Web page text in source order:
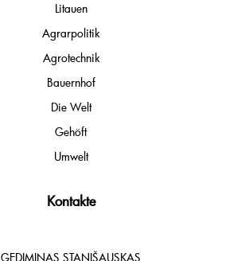
Litauen
Agrarpolitik
Agrotechnik
Bauernhof
Die Welt
Gehöft
Umwelt
Kontakte
GEDIMINAS STANIŠAUSKAS